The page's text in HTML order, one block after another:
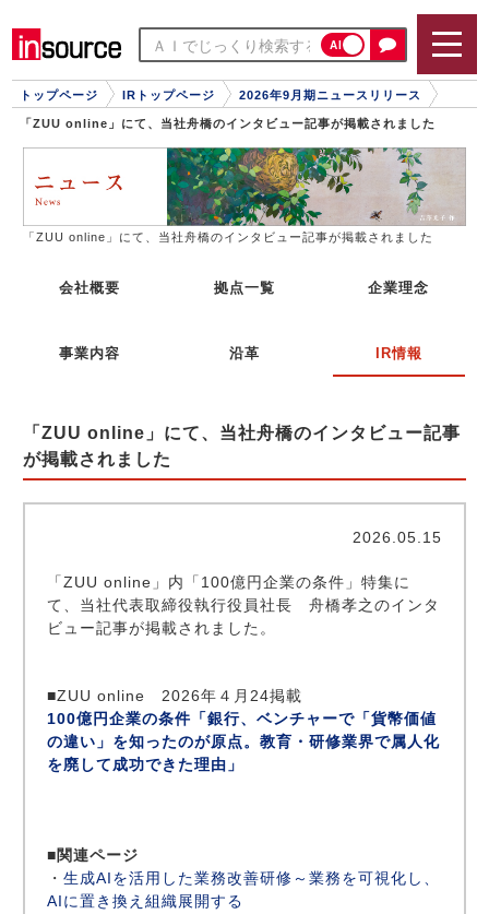
AI
トップページ IRトップページ 2026年9月期ニュースリリース
「ZUU online」にて、当社舟橋のインタビュー記事が掲載されました
「ZUU online」にて、当社舟橋のインタビュー記事が掲載されました
会社概要 拠点一覧 企業理念
事業内容 沿革 IR情報
「ZUU online」にて、当社舟橋のインタビュー記事
が掲載されました
2026.05.15
「ZUU online」内「100億円企業の条件」特集に
て、当社代表取締役執行役員社長 舟橋孝之のインタ
ビュー記事が掲載されました。
■ZUU online 2026年４月24掲載
100億円企業の条件「銀行、ベンチャーで「貨幣価値
の違い」を知ったのが原点。教育・研修業界で属人化
を廃して成功できた理由」
■関連ページ
・生成AIを活用した業務改善研修～業務を可視化し、
AIに置き換え組織展開する